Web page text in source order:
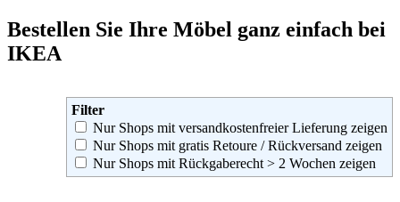
Bestellen Sie Ihre Möbel ganz einfach bei
IKEA
Filter
Nur Shops mit versandkostenfreier Lieferung zeigen
Nur Shops mit gratis Retoure / Rückversand zeigen
Nur Shops mit Rückgaberecht > 2 Wochen zeigen